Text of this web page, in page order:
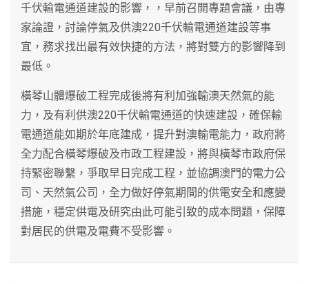
千伏輸電通道建設的影響，，早前召開專題會議，由專
家論證，討論停氣及供澳220千伏輸電通道建設等事
宜，務求找出最有效快捷的方法，將對雙方的影響降到
最低。
橫琴山體爆破工程完成後將有利加強輸澳天然氣的能
力，及有利供澳220千伏輸電通道的快速建設，確保輸
電通道能如期於年底建成，提升對澳輸電能力，政府將
全力配合橫琴爆破及市政工程建設，將與橫琴市政府保
持緊密聯繫，爭取早日完成工程，並協調澳門的電力公
司、天然氣公司，全力做好停氣期間的供電安全和應變
措施，穩定供電及研究由此可能引致的成本問題，保障
對居民的供電及電費不受影響。